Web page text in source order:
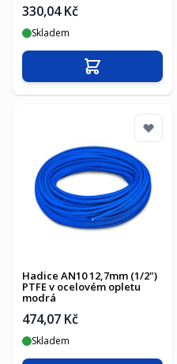
330,04 Kč
Skladem
Přidat do košíku
Hadice AN10 12,7mm (1/2")
PTFE v ocelovém opletu
modrá
474,07 Kč
Skladem